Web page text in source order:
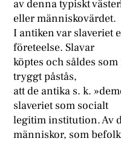
av denna typiskt
eller människovärdet.
I antiken var slaveriet
företeelse. Slavar
köptes och såldes
tryggt påstås,
att de antika s. k.
slaveriet som socialt
legitim institution. Av
människor, som